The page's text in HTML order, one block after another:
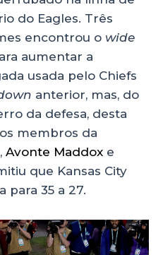
do Eagles. Três
encontrou o wide
aumentar a
usada pelo Chiefs
anterior, mas, do
da defesa, desta
membros da
Avonte Maddox e
que Kansas City
para 35 a 27.